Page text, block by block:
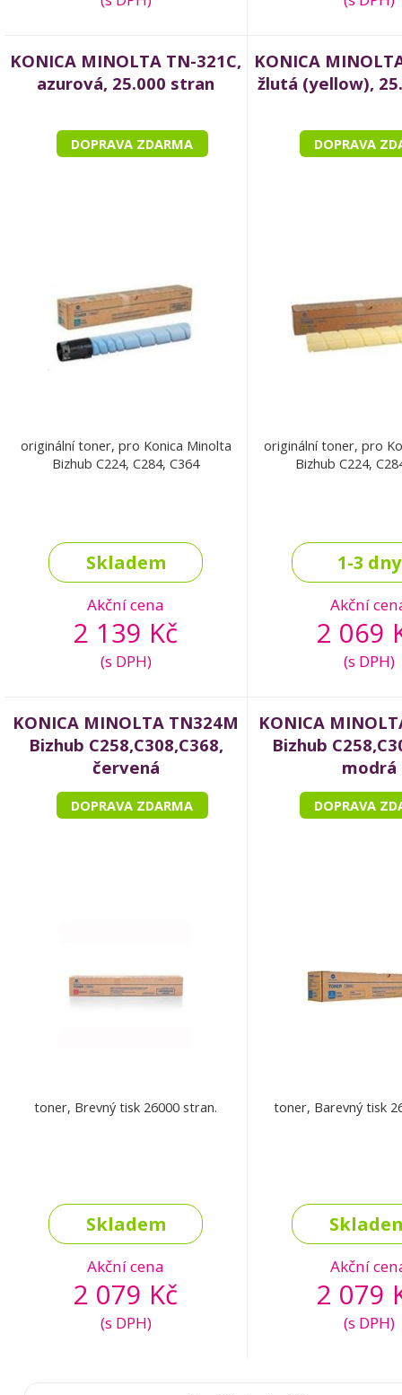
KONICA MINOLTA TN-321C,
azurová, 25.000 stran
DOPRAVA ZDARMA
originální toner, pro Konica Minolta
Bizhub C224, C284, C364
Skladem
Akční cena
2 139 Kč
(s DPH)
KONICA
žlutá (yellow),
DOPRAVA
originální toner, pro
Bizhub C224,
1-3 dny
Akční
2 069
(s DPH)
KONICA MINOLTA TN324M
Bizhub C258,C308,C368,
červená
DOPRAVA ZDARMA
toner, Brevný tisk 26000 stran.
Skladem
Akční cena
2 079 Kč
(s DPH)
KONICA
Bizhub
modrá
DOPRAVA
toner, Barevný tisk
Akční
2 079
(s DPH)